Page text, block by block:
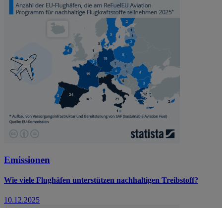
Emissionen
Wie viele Flughäfen unterstützen nachhaltigen Treibstoff?
10.12.2025